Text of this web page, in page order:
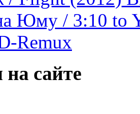
Юму / 3:10 to
Remux
сайте